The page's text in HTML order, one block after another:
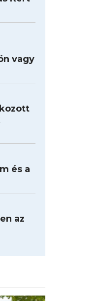
vagy
és a
az